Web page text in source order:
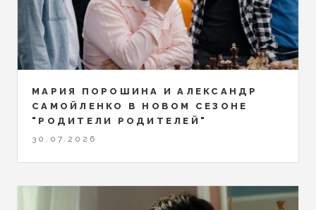
МАРИЯ ПОРОШИНА И АЛЕКСАНДР
САМОЙЛЕНКО В НОВОМ СЕЗОНЕ
"РОДИТЕЛИ РОДИТЕЛЕЙ"
30.07.2026